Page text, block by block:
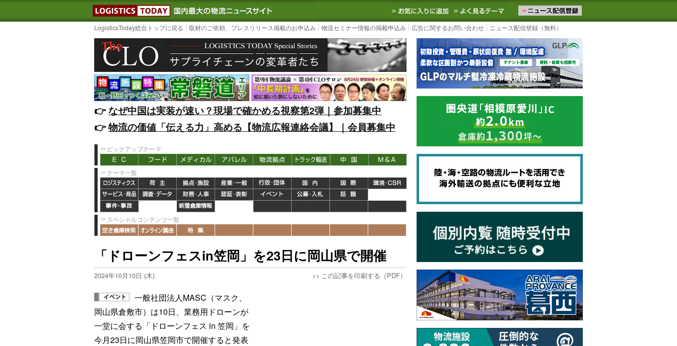
LOGISTICS TODAY｜国内最大の物流ニュースサイト3PL, SCMなど国内外の最新の物流ニュースをお届けします。物流ニュースメール配信を登録す
お気に入りに追加 よく見るテーマ
LogisticsToday総合トップに戻る 取材のご依頼、プレスリリース掲載のお申込み 物流セミナー情報の掲載申込み 広告に関するお問い合わせ ニュース配信登録（無料）
👉️なぜ中国は実装が速い？現場で確かめる視察第2弾｜参加募集中
👉️物流の価値「伝える力」高める【物流広報連絡会議】｜会員募集中
ピックアップテーマ
テーマ一覧
スペシャルコンテンツ一覧
「ドローンフェスin笠岡」を23日に岡山県で開催
2024年10月10日 (木) >> この記事を印刷する（PDF）
一般社団法人MASC（マスク、
岡山県倉敷市）は10日、業務用ドローンが
一堂に会する「ドローンフェス in 笠岡」を
今月23日に岡山県笠岡市で開催すると発表